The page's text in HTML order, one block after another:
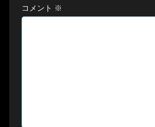
コメント ※